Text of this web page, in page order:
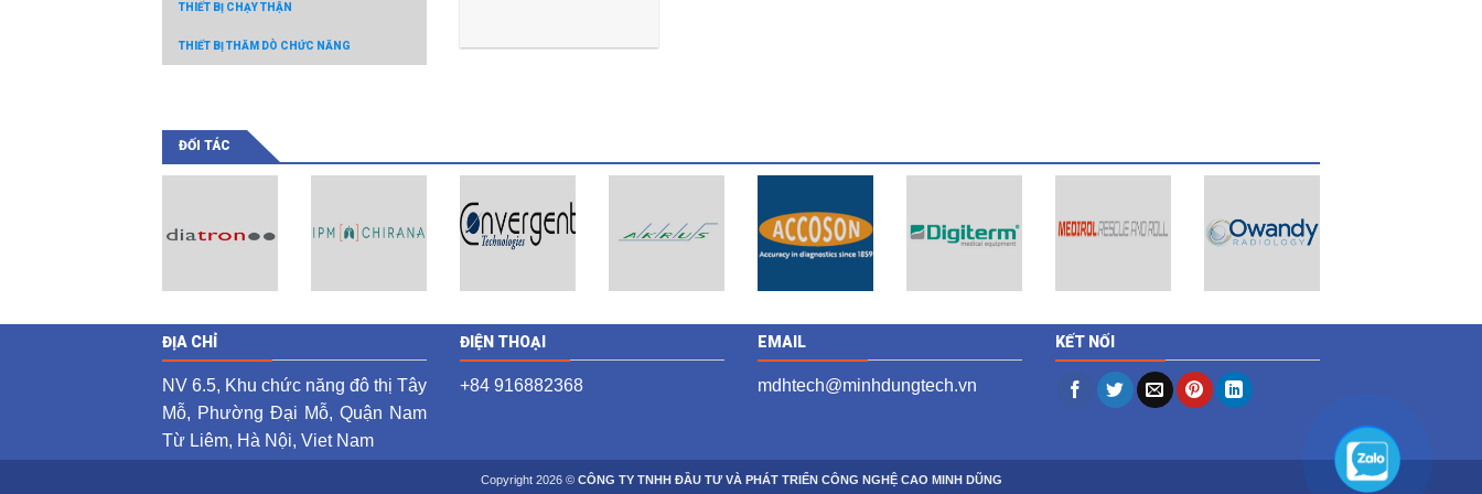
THIẾT BỊ CHẠY THẬN
THIẾT BỊ THĂM DÒ CHỨC NĂNG
ĐỐI TÁC
ĐỊA CHỈ
NV 6.5, Khu chức năng đô thị Tây
Mỗ, Phường Đại Mỗ, Quận Nam
Từ Liêm, Hà Nội, Viet Nam
ĐIỆN THOẠI
+84 916882368
EMAIL
mdhtech@minhdungtech.vn
KẾT NỐI
Copyright 2026 © CÔNG TY TNHH ĐẦU TƯ VÀ PHÁT TRIỂN CÔNG NGHỆ CAO MINH DŨNG